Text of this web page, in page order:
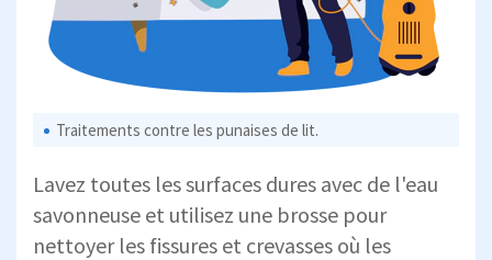
Traitements contre les punaises de lit.
Lavez toutes les surfaces dures avec de l'eau
savonneuse et utilisez une brosse pour
nettoyer les fissures et crevasses où les